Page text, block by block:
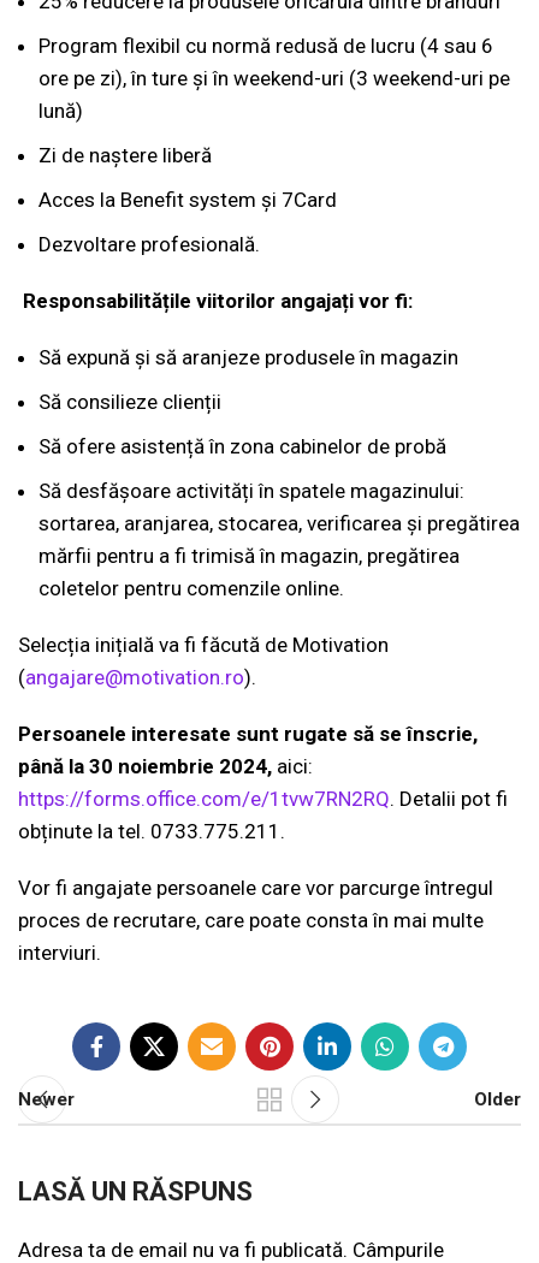
Program flexibil cu normă redusă de lucru (4 sau 6
ore pe zi), în ture și în weekend-uri (3 weekend-uri pe
lună)
Zi de naștere liberă
Acces la Benefit system și 7Card
Dezvoltare profesională.
Responsabilitățile viitorilor angajați vor fi:
Să expună și să aranjeze produsele în magazin
Să consilieze clienții
Să ofere asistență în zona cabinelor de probă
Să desfășoare activități în spatele magazinului:
sortarea, aranjarea, stocarea, verificarea și pregătirea
mărfii pentru a fi trimisă în magazin, pregătirea
coletelor pentru comenzile online.
Selecția inițială va fi făcută de Motivation
(angajare@motivation.ro).
Persoanele interesate sunt rugate să se înscrie,
până la 30 noiembrie 2024, aici:
https://forms.office.com/e/1tvw7RN2RQ. Detalii pot fi
obținute la tel. 0733.775.211.
Vor fi angajate persoanele care vor parcurge întregul
proces de recrutare, care poate consta în mai multe
interviuri.
Newer Older
LASĂ UN RĂSPUNS
Adresa ta de email nu va fi publicată. Câmpurile
Alternative: